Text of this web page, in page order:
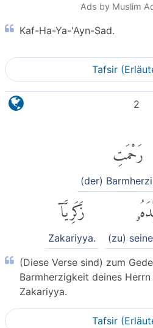
Ads by Muslim
Kaf-Ha-Ya-'Ayn-Sad.
Tafsir
2
رَحْمَتِ
(der)
(zu)
زَكَرِيَّآ
Zakariyya.
(Diese Verse sind) zum
Barmherzigkeit deines
Zakariyya.
Tafsir